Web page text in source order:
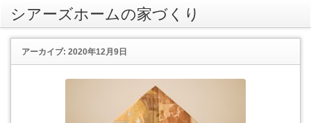
シアーズホームの家づくり
アーカイブ: 2020年12月9日